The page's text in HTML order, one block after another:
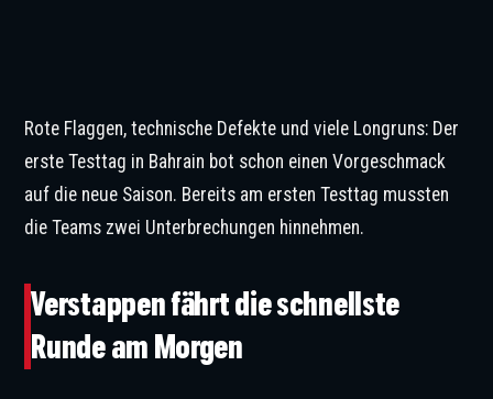
Rote Flaggen, technische Defekte und viele Longruns: Der
erste Testtag in Bahrain bot schon einen Vorgeschmack
auf die neue Saison. Bereits am ersten Testtag mussten
die Teams zwei Unterbrechungen hinnehmen.
Verstappen fährt die schnellste
Runde am Morgen